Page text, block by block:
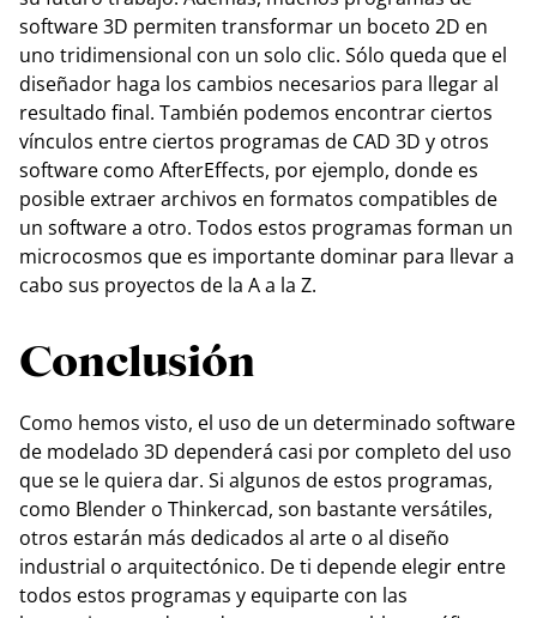
software 3D permiten transformar un boceto 2D en
uno tridimensional con un solo clic. Sólo queda que el
diseñador haga los cambios necesarios para llegar al
resultado final. También podemos encontrar ciertos
vínculos entre ciertos programas de CAD 3D y otros
software como AfterEffects, por ejemplo, donde es
posible extraer archivos en formatos compatibles de
un software a otro. Todos estos programas forman un
microcosmos que es importante dominar para llevar a
cabo sus proyectos de la A a la Z.
Conclusión
Como hemos visto, el uso de un determinado software
de modelado 3D dependerá casi por completo del uso
que se le quiera dar. Si algunos de estos programas,
como Blender o Thinkercad, son bastante versátiles,
otros estarán más dedicados al arte o al diseño
industrial o arquitectónico. De ti depende elegir entre
todos estos programas y equiparte con las